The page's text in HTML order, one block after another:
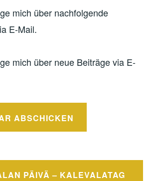
mich über nachfolgende
E-Mail.
mich über neue Beiträge via E-
PÄIVÄ – KALEVALATAG